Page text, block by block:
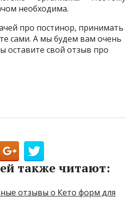
необходима.
про постинор, принимать
сами. А мы будем вам очень
оставите свой отзыв про
также читают:
отзывы о Кето форм для